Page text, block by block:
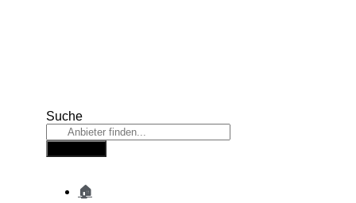
Suche
🏠